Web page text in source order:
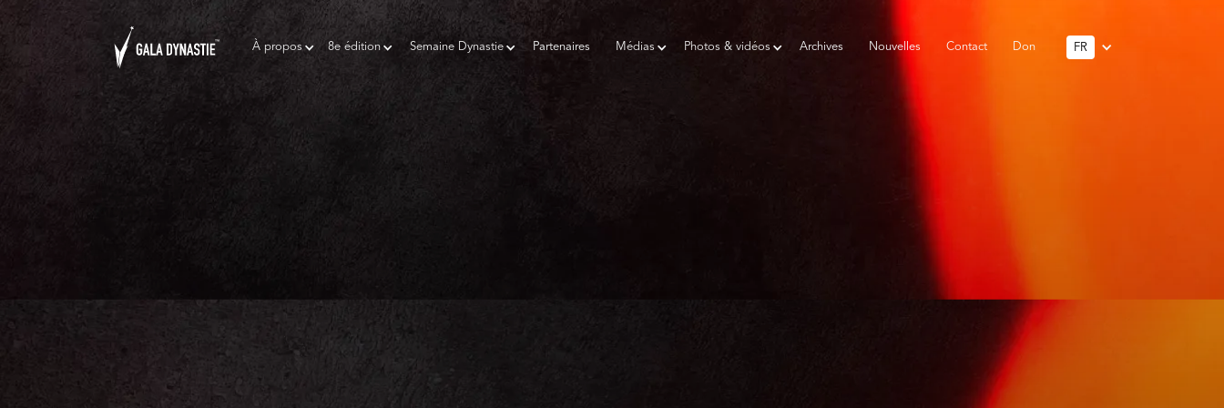
À propos 8e édition Semaine Dynastie Partenaires Médias Photos & vidéos Archives Nouvelles Contact Don FR